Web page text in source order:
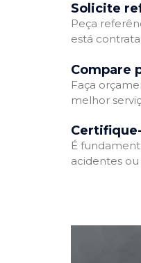
Solicite
Peça
está
Compare
Faça
melhor
É
acidentes